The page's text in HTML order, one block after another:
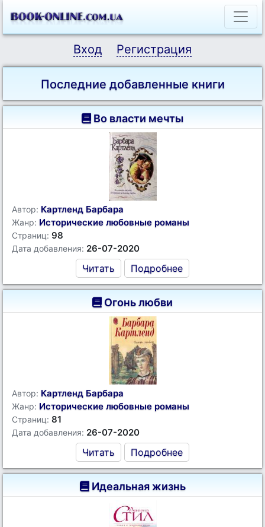
Вход Регистрация
Последние добавленные книги
Во власти мечты
Автор: Картленд Барбара
Жанр: Исторические любовные романы
Страниц: 98
Дата добавления: 26-07-2020
Читать Подробнее
Огонь любви
Автор: Картленд Барбара
Жанр: Исторические любовные романы
Страниц: 81
Дата добавления: 26-07-2020
Читать Подробнее
Идеальная жизнь